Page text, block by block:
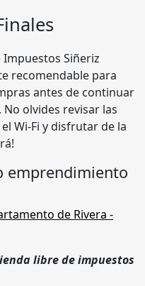
Impuestos Siñeriz
recomendable para
antes de continuar
olvides revisar las
Wi-Fi y disfrutar de la
emprendimiento
de Rivera -
libre de impuestos